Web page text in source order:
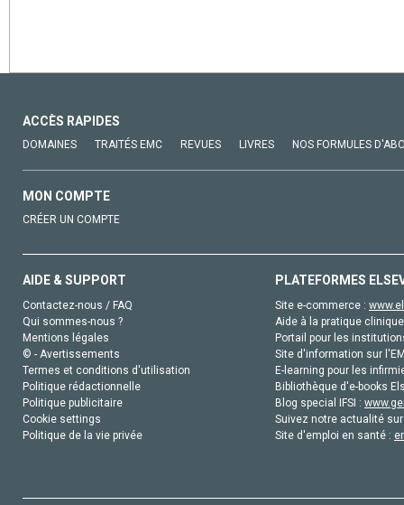
ACCÈS RAPIDES
DOMAINES TRAITÉS EMC REVUES LIVRES NOS FORMULES
MON COMPTE
CRÉER UN COMPTE
AIDE & SUPPORT
Contactez-nous / FAQ
Qui sommes-nous ?
Mentions légales
© - Avertissements
Termes et conditions d'utilisation
Politique rédactionnelle
Politique publicitaire
Cookie settings
Politique de la vie privée
PLATEFORMES
Site e-commerce :
Aide à la pratique
Portail pour les
Site d'information sur
E-learning pour les
Bibliothèque d'e-books
Blog special IFSI :
Suivez notre actualité
Site d'emploi en santé :